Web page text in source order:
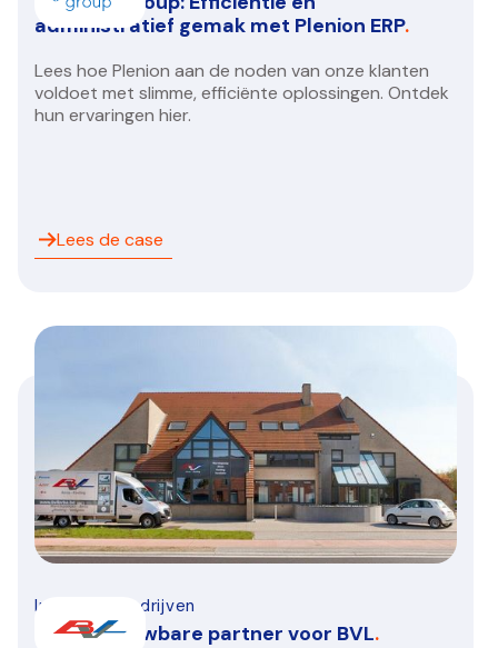
administratief gemak met Plenion ERP.
Lees hoe Plenion aan de noden van onze klanten
voldoet met slimme, efficiënte oplossingen. Ontdek
hun ervaringen hier.
Lees de case
Installatiebedrijven
Een betrouwbare partner voor BVL.